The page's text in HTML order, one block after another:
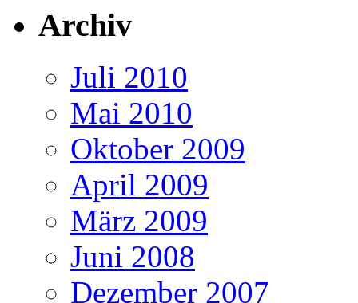
Archiv
Juli 2010
Mai 2010
Oktober 2009
April 2009
März 2009
Juni 2008
Dezember 2007